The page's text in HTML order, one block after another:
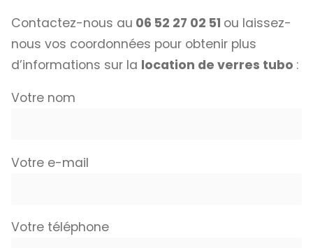
Contactez-nous au 06 52 27 02 51 ou laissez-
nous vos coordonnées pour obtenir plus
d’informations sur la location de verres tubo :
Votre nom
Votre e-mail
Votre téléphone